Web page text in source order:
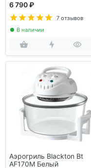
6 790 ₽
7 отзывов
В наличии
Аэрогриль Blackton Bt
AF170M Белый